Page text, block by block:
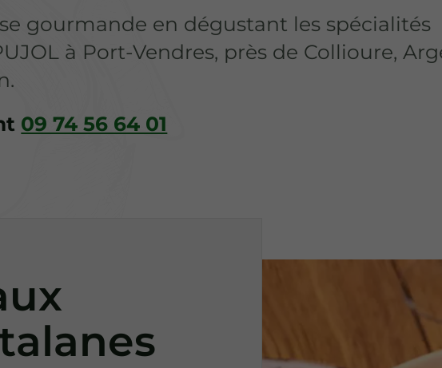
gourmande en dégustant les spécialités
à Port-Vendres, près de Collioure,
09 74 56 64 01